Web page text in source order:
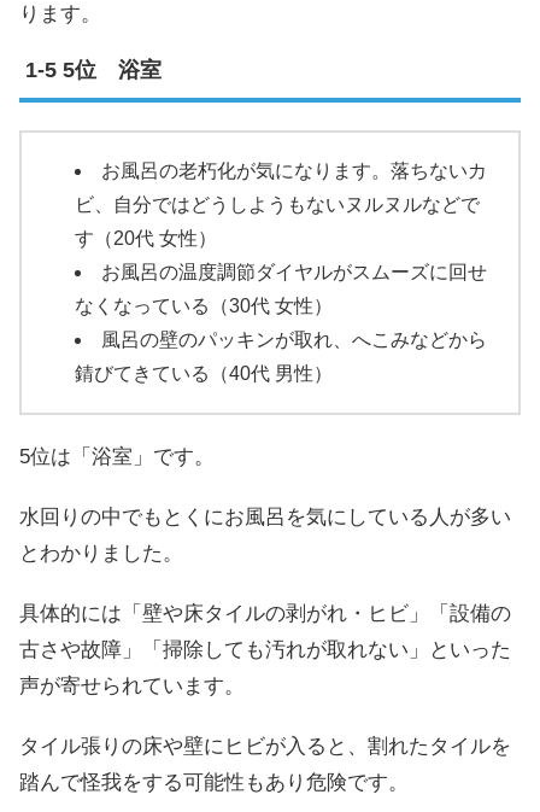
ります。
5位 浴室
お風呂の老朽化が気になります。落ちないカ
ビ、自分ではどうしようもないヌルヌルなどで
す（20代 女性）
お風呂の温度調節ダイヤルがスムーズに回せ
なくなっている（30代 女性）
風呂の壁のパッキンが取れ、へこみなどから
錆びてきている（40代 男性）
5位は「浴室」です。
水回りの中でもとくにお風呂を気にしている人が多い
とわかりました。
具体的には「壁や床タイルの剥がれ・ヒビ」「設備の
古さや故障」「掃除しても汚れが取れない」といった
声が寄せられています。
タイル張りの床や壁にヒビが入ると、割れたタイルを
踏んで怪我をする可能性もあり危険です。